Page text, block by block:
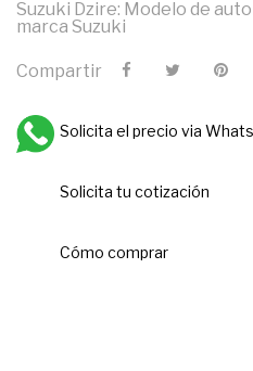
Suzuki Dzire: Modelo de
marca Suzuki
Compartir
Solicita el precio via
Solicita tu cotización
Cómo comprar